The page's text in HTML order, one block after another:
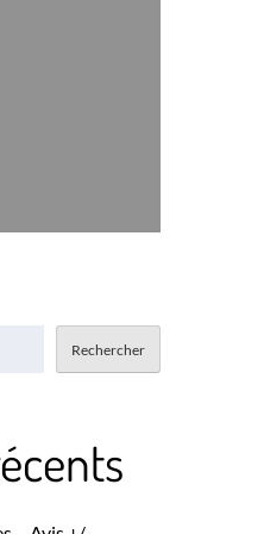
Rechercher